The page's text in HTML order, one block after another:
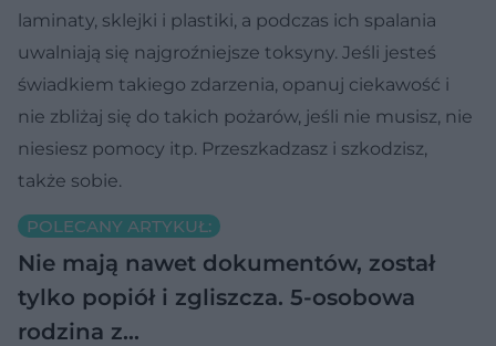
laminaty, sklejki i plastiki, a podczas ich spalania
uwalniają się najgroźniejsze toksyny. Jeśli jesteś
świadkiem takiego zdarzenia, opanuj ciekawość i
nie zbliżaj się do takich pożarów, jeśli nie musisz, nie
niesiesz pomocy itp. Przeszkadzasz i szkodzisz,
także sobie.
POLECANY ARTYKUŁ:
Nie mają nawet dokumentów, został
tylko popiół i zgliszcza. 5-osobowa
rodzina z…